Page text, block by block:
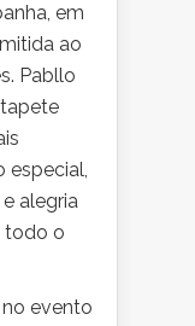
em
ao
Pabllo
especial,
e alegria
todo o
evento